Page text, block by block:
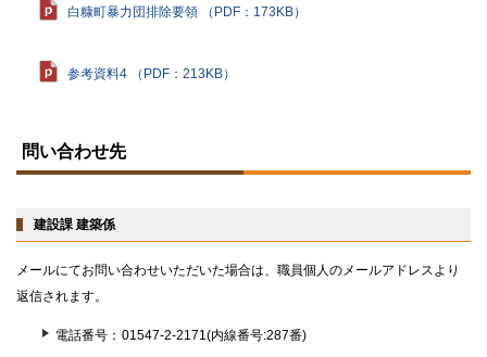
白糠町暴力団排除要領 （PDF：173KB）
参考資料4 （PDF：213KB）
ッ問い合わせ先
建設課 建築係
メールにてお問い合わせいただいた場合は、職員個人のメールアドレスより
返信されます。
電話番号 01547-2-2171(内線番号:287番)